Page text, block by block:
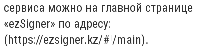
сервиса можно на главной странице
«ezSigner» по адресу:
(https://ezsigner.kz/#!/main).